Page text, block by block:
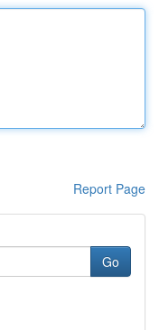
Report Page
Go